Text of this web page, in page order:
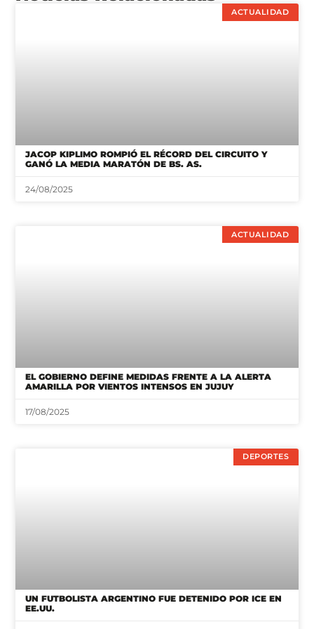
ACTUALIDAD
JACOP KIPLIMO ROMPIÓ EL RÉCORD DEL CIRCUITO Y
GANÓ LA MEDIA MARATÓN DE BS. AS.
24/08/2025
ACTUALIDAD
EL GOBIERNO DEFINE MEDIDAS FRENTE A LA ALERTA
AMARILLA POR VIENTOS INTENSOS EN JUJUY
17/08/2025
DEPORTES
UN FUTBOLISTA ARGENTINO FUE DETENIDO POR ICE EN
EE.UU.